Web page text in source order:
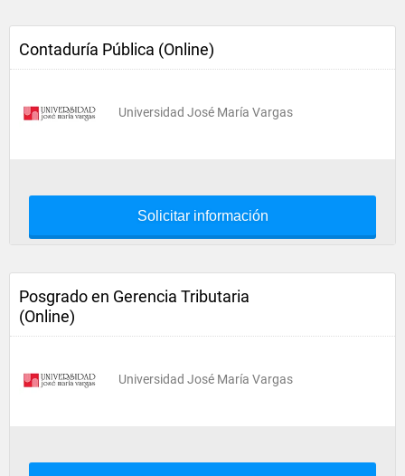
Contaduría Pública (Online)
Universidad José María Vargas
Solicitar información
Posgrado en Gerencia Tributaria
(Online)
Universidad José María Vargas